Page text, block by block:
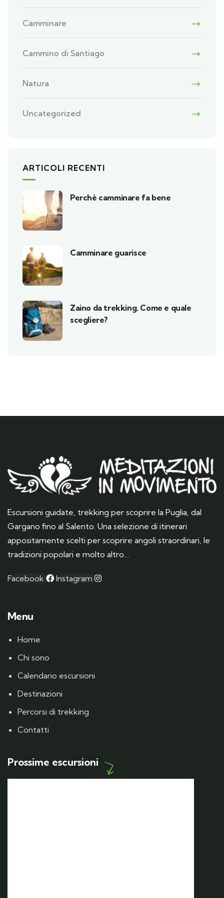
Camminare
Cammino di Santiago
Natura
Uncategorized
ARTICOLI RECENTI
Perchè camminare fa bene
Camminare guarisce
Zaino da trekking. Come e quale
scegliere?
Escursioni guidate, trekking per scoprire la Puglia, dal
Gargano fino al Salento. Una selezione di itinerari
appositamente scelti per scoprire angoli straordinari, le
tradizioni popolari e molto altro…
Facebook Instagram
Menu
Home
Chi sono
Calendario escursioni
Destinazioni
Percorsi di trekking
Contatti
Prossime escursioni